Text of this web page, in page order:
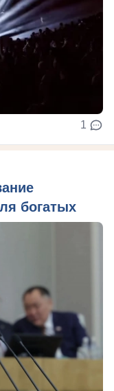
1
богатых